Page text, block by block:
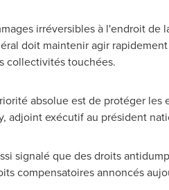
irréversibles à l'endroit
doit maintenir agir
collectivités touchées.
absolue est de protéger les
, adjoint exécutif au président
signalé que des droits
compensatoires annoncés